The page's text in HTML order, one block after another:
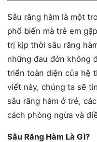
Sâu răng hàm là một
phổ biến mà trẻ em
trị kịp thời sâu răng
những đau đớn không
triển toàn diện của hệ
viết này, chúng ta sẽ
sâu răng hàm ở trẻ,
cách phòng ngừa và
Sâu Răng Hàm Là Gì?